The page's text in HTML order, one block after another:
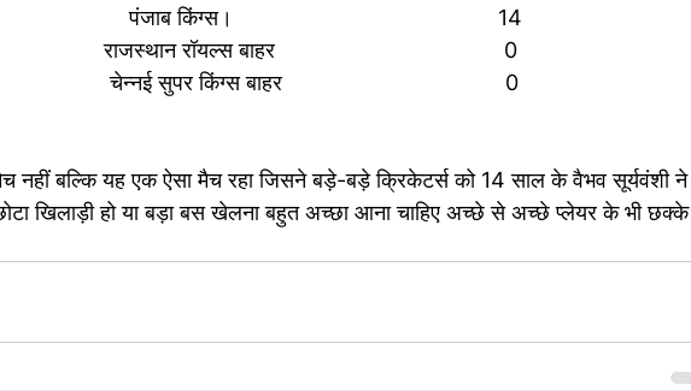
पंजाब किंग्स।                                            14
                                              राजस्थान रॉयल्स बाहर                                      0
                                               चेन्नई सुपर किंग्स बाहर                                     0
नहीं बल्कि यह एक ऐसा मैच रहा जिसने बड़े-बड़े क्रिकेटर्स को 14 साल के वैभव सूर्यवंशी ने
खिलाड़ी हो या बड़ा बस खेलना बहुत अच्छा आना चाहिए अच्छे से अच्छे प्लेयर के भी छक्के